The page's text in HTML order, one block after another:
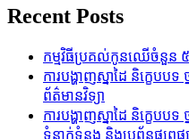
Recent Posts
កម្មវិធីប្រគល់កូនឈើចំនួន
ការបង្ហាញស្នាដៃ និក្ខេបប
ព័ត៌មានវិទ្យា
ការបង្ហាញស្នាដៃ និក្ខេបប
ទំនាក់ទំនង និងប្រព័ន្ធផ្សព្វផ្